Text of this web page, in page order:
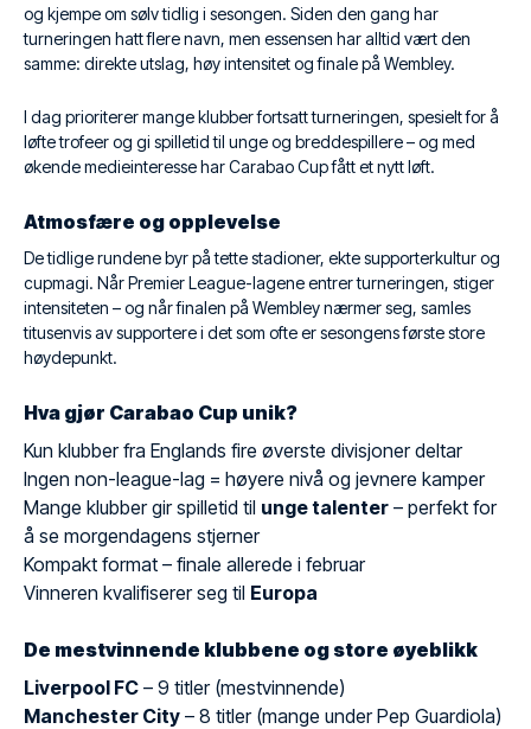
og kjempe om sølv tidlig i sesongen. Siden den gang har
turneringen hatt flere navn, men essensen har alltid vært den
samme: direkte utslag, høy intensitet og finale på Wembley.
I dag prioriterer mange klubber fortsatt turneringen, spesielt for å
løfte trofeer og gi spilletid til unge og breddespillere – og med
økende medieinteresse har Carabao Cup fått et nytt løft.
Atmosfære og opplevelse
De tidlige rundene byr på tette stadioner, ekte supporterkultur og
cupmagi. Når Premier League-lagene entrer turneringen, stiger
intensiteten – og når finalen på Wembley nærmer seg, samles
titusenvis av supportere i det som ofte er sesongens første store
høydepunkt.
Hva gjør Carabao Cup unik?
Kun klubber fra Englands fire øverste divisjoner deltar
Ingen non-league-lag = høyere nivå og jevnere kamper
Mange klubber gir spilletid til unge talenter – perfekt for
å se morgendagens stjerner
Kompakt format – finale allerede i februar
Vinneren kvalifiserer seg til Europa
De mestvinnende klubbene og store øyeblikk
Liverpool FC – 9 titler (mestvinnende)
Manchester City – 8 titler (mange under Pep Guardiola)